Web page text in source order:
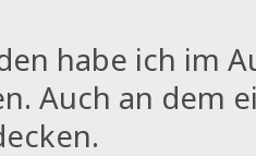
habe ich im
Auch an dem